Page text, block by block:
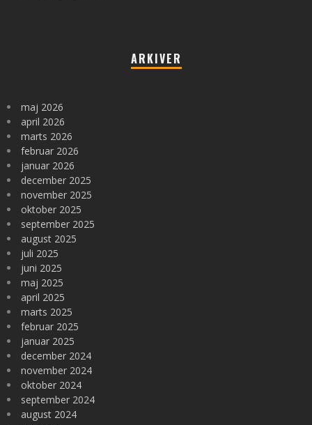
ARKIVER
maj 2026
april 2026
marts 2026
februar 2026
januar 2026
december 2025
november 2025
oktober 2025
september 2025
august 2025
juli 2025
juni 2025
maj 2025
april 2025
marts 2025
februar 2025
januar 2025
december 2024
november 2024
oktober 2024
september 2024
august 2024